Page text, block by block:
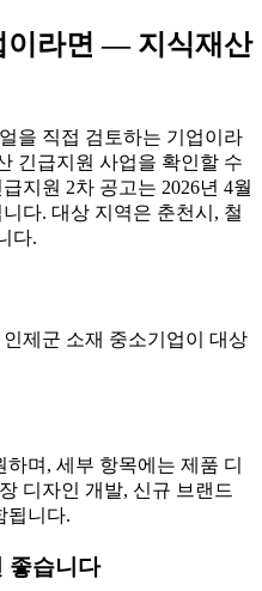
이라면 — 지식재산
을 직접 검토하는 기업이라
긴급지원 사업을 확인할 수
지원 2차 공고는 2026년 4월
다. 대상 지역은 춘천시, 철
다.
제군 소재 중소기업이 대상
며, 세부 항목에는 제품 디
디자인 개발, 신규 브랜드
됩니다.
좋습니다